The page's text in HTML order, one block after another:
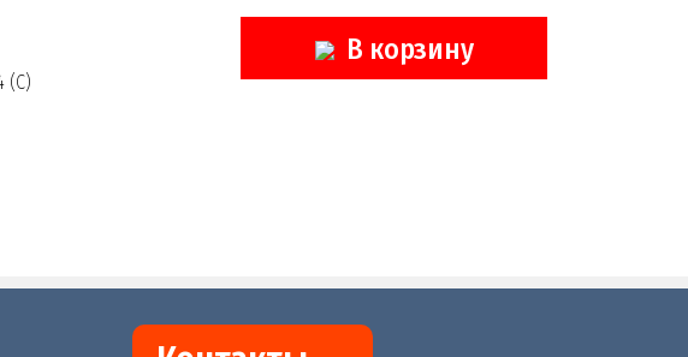
(С)
В корзину